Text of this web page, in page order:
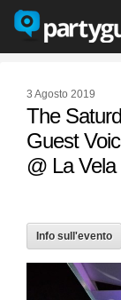
3 Agosto 2019
The
Guest
@ La
Info sull'evento